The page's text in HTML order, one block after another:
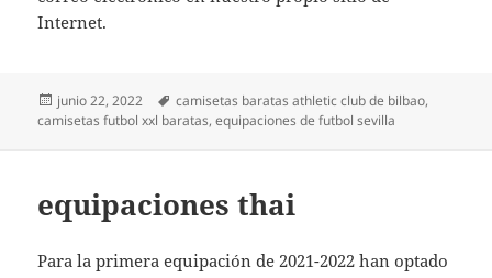
Internet.
Publicado
el
junio 22, 2022 Etiquetas
camisetas baratas athletic club de bilbao,
camisetas futbol xxl baratas,equipaciones de futbol sevilla
equipaciones thai
Para la primera equipación de 2021-2022 han optado